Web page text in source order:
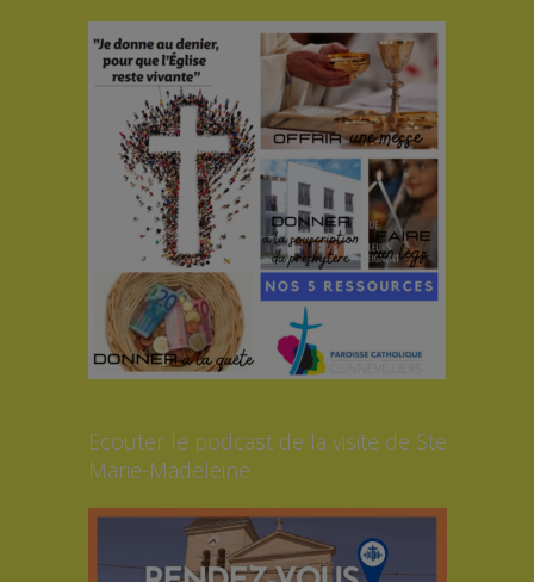
Ecouter le podcast de la visite de Ste
Marie-Madeleine